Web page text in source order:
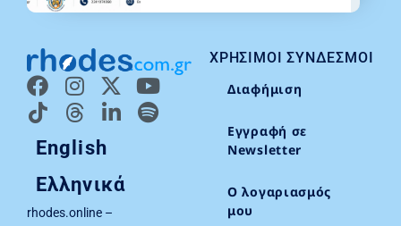
English
Ελληνικά
rhodes.online –
ΧΡΉΣΙΜΟΙ ΣΎΝΔΕΣΜΟΙ
Διαφήμιση
Εγγραφή σε
Newsletter
Ο λογαριασμός
μου